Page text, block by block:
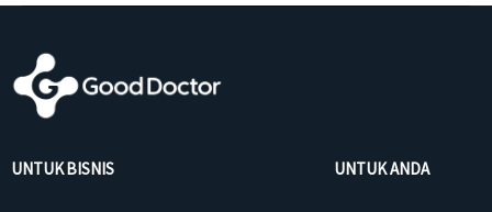
UNTUK BISNIS UNTUK ANDA